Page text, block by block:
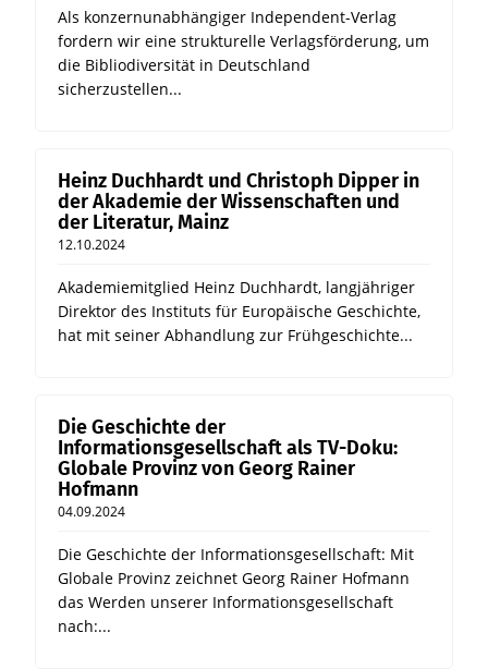
Als konzernunabhängiger Independent-Verlag
fordern wir eine strukturelle Verlagsförderung, um
die Bibliodiversität in Deutschland
sicherzustellen...
Heinz Duchhardt und Christoph Dipper in
der Akademie der Wissenschaften und
der Literatur, Mainz
12.10.2024
Akademiemitglied Heinz Duchhardt, langjähriger
Direktor des Instituts für Europäische Geschichte,
hat mit seiner Abhandlung zur Frühgeschichte...
Die Geschichte der
Informationsgesellschaft als TV-Doku:
Globale Provinz von Georg Rainer
Hofmann
04.09.2024
Die Geschichte der Informationsgesellschaft: Mit
Globale Provinz zeichnet Georg Rainer Hofmann
das Werden unserer Informationsgesellschaft
nach:...